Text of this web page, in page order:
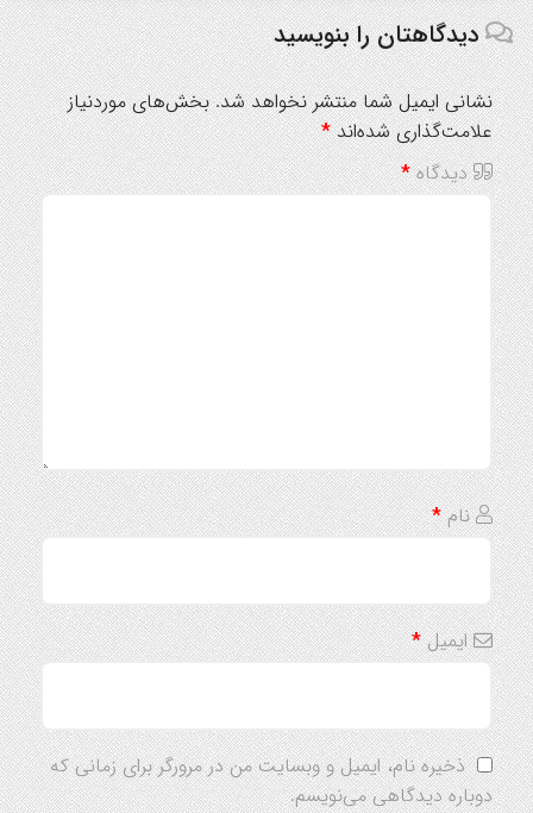
دیدگاهتان را بنویسید
نشانی ایمیل شما منتشر نخواهد شد. بخش‌های موردنیاز
علامت‌گذاری شده‌اند*
دیدگاه*
نام*
ایمیل*
ذخیره نام، ایمیل و وبسایت من در مرورگر برای زمانی که
دوباره دیدگاهی می‌نویسم.